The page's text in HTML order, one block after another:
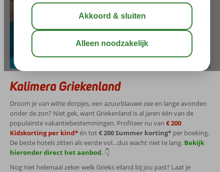
Toon vakanties
Kalimera Griekenland
Droom je van witte dorpjes, een azuurblauwe zee en lange avonden
onder de zon? Niet gek, want Griekenland is al jaren één van de
populairste vakantiebestemmingen. Profiteer nu van € 200
Kidskorting per kind*én tot€ 200 Summer korting* per boeking.
De beste hotels zitten als eerste vol…dus wacht niet te lang. Bekijk
hieronder direct het aanbod. 👇
Nog niet helemaal zeker welk Grieks eiland bij jou past? Laat je